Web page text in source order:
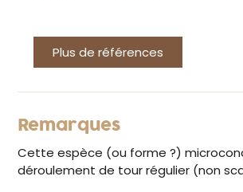
Plus de références
Remarques
Cette espèce (ou forme ?)
déroulement de tour régulier (non